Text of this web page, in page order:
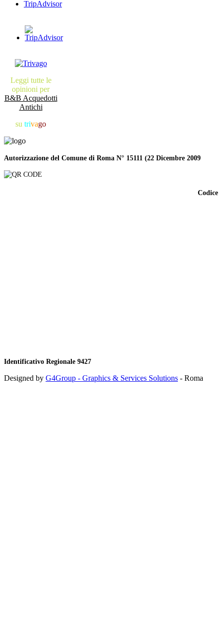
Leggi tutte le
opinioni per
B&B Acquedotti
Antichi
su trivago
Autorizzazione del Comune di Roma N° 15111 (22 Dicembre 2009
Codice
Identificativo Regionale 9427
Designed by G4Group - Graphics & Services Solutions - Roma